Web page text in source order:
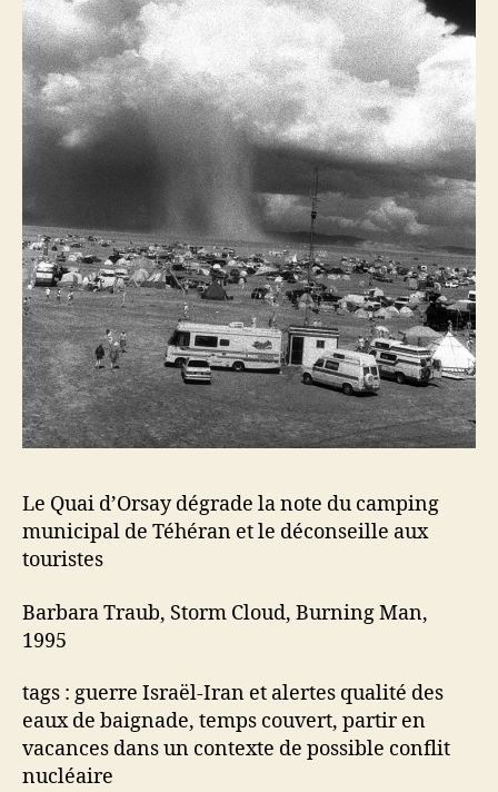
Le Quai d’Orsay dégrade la note du camping
municipal de Téhéran et le déconseille aux
touristes
Barbara Traub, Storm Cloud, Burning Man,
1995
tags : guerre Israël-Iran et alertes qualité des
eaux de baignade, temps couvert, partir en
vacances dans un contexte de possible conflit
nucléaire